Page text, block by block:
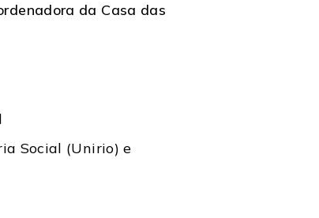
da Casa das
Social (Unirio) e